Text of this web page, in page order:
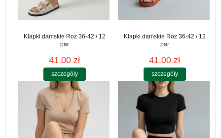
Klapki damskie Roz 36-42 / 12
par
41.00 zł
szczegóły
Klapki damskie Roz 36-42 / 12
par
41.00 zł
szczegóły